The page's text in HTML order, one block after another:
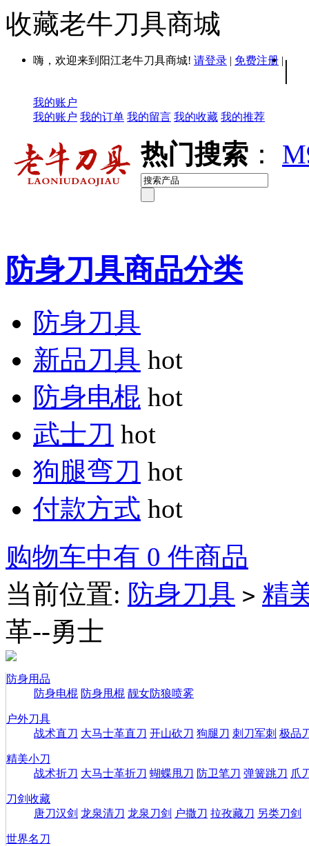
收藏老牛刀具商城
嗨，欢迎来到阳江老牛刀具商城! 请登录 | 免费注册 | |
我的账户
我的账户 我的订单 我的留言 我的收藏 我的推荐
热门搜索 ：
防身刀具商品分类
防身刀具
新品刀具 hot
防身电棍 hot
武士刀 hot
狗腿弯刀 hot
付款方式 hot
购物车中有 0 件商品
当前位置: 防身刀具 > 精
革--勇士
防身用品
防身电棍 防身甩棍 靓女防狼喷雾
户外刀具
战术直刀 大马士革直刀 开山砍刀 狗腿刀 刺刀军刺 极品
精美小刀
战术折刀 大马士革折刀 蝴蝶甩刀 防卫笔刀 弹簧跳刀 爪
刀剑收藏
唐刀汉剑 龙泉清刀 龙泉刀剑 户撒刀 拉孜藏刀 另类刀剑
世界名刀